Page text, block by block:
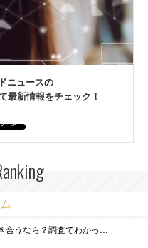
ニュースの
最新情報をチェック！
合うなら？調査でわかっ…